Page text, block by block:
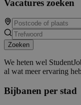
Vacatures zoeken
Zoeken
We heten wel
al wat meer ervaring
Bijbanen per stad